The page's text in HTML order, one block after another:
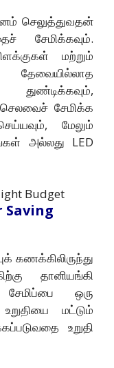
செலுத்துவதன்
சேமிக்கவும்.
மற்றும்
செலவைச் சேமிக்க
மேலும்
அல்லது LED
Budget
Saving
கணக்கிலிருந்து
தானியங்கி
ஒரு
மட்டும்
உறுதி